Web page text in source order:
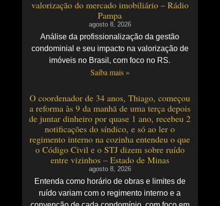
valorização do mercado imobiliário – Rádio
Pampa
agosto 8, 2026
Análise da profissionalização da gestão
condominial e seu impacto na valorização de
imóveis no Brasil, com foco no RS.
Saiba mais »
O coordenador de 34 anos, Thiago, começou
a reforma às 9 da manhã de uma terça depois
de juntar dinheiro por quase 1 ano, recebeu 2
notificações do síndico, e só ao ler o
regimento interno na cozinha entendeu o que
o Código Civil e o STJ dizem sobre ruído
entre vizinhos – Estado de Minas
agosto 8, 2026
Entenda como horário de obras e limites de
ruído variam com o regimento interno e a